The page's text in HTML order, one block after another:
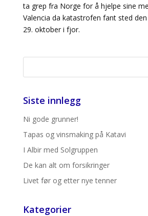
ta grep fra Norge for å hjelpe sine
Valencia da katastrofen fant sted
29. oktober i fjor.
Siste innlegg
Ni gode grunner!
Tapas og vinsmaking på Katavi
I Albir med Solgruppen
De kan alt om forsikringer
Livet før og etter nye tenner
Kategorier